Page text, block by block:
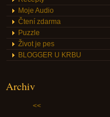
Moje Audio
Čtení zdarma
Puzzle
Život je pes
BLOGGER U KRBU
Archiv
<<